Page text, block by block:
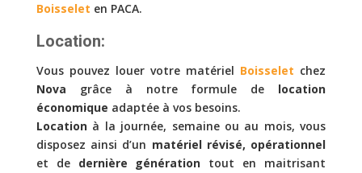
Boisselet en PACA.
Location:
Vous pouvez louer votre matériel Boisselet chez
Nova grâce à notre formule de location
économique adaptée à vos besoins.
Location à la journée, semaine ou au mois, vous
disposez ainsi d’un matériel révisé, opérationnel
et de dernière génération tout en maitrisant